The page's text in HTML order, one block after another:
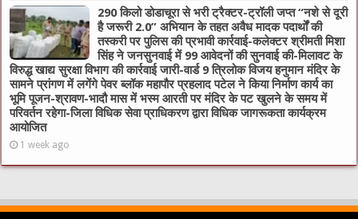
290 किलो डोडाचूरा से भरी ट्रैक्टर-ट्रॉली जप्त “नशे से दूरी
है जरूरी 2.0” अभियान के तहत अवैध मादक पदार्थों की
तस्करी पर पुलिस की प्रभावी कार्रवाई-कलेक्टर श्रीमती मिशा
सिंह ने जनसुनवाई में 99 आवेदनों की सुनवाई की-मिलावट के
विरुद्ध खाद्य सुरक्षा विभाग की कार्रवाई जारी-वार्ड 9 त्रिलोक विजय हनुमान मंदिर के
सामने प्रांगण में लगेंगे पेवर ब्लॉक महापौर प्रहलाद पटेल ने किया निर्माण कार्य का
भूमि पूजन-श्रावण-भादौ मास में भस्म आरती पर मंदिर के पट खुलने के समय में
परिवर्तन रहेगा-जिला विधिक सेवा प्राधिकरण द्वारा विधिक जागरूकता कार्यक्रम
आयोजित
1 week ago